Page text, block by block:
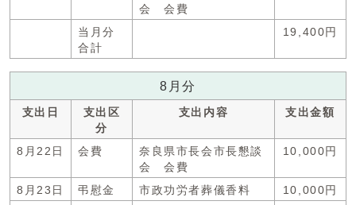
会 会費
当月分
合計
19,400円
8月分
支出日
支出区
分
支出内容 支出金額
8月22日 会費
奈良県市長会市長懇談
会 会費
10,000円
8月23日 弔慰金 市政功労者葬儀香料
10,000円